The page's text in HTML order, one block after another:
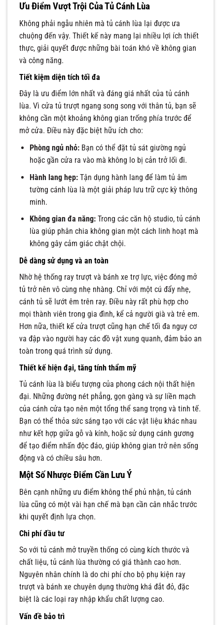
Ưu Điểm Vượt Trội Của Tủ Cánh Lùa
Không phải ngẫu nhiên mà tủ cánh lùa lại được ưa
chuộng đến vậy. Thiết kế này mang lại nhiều lợi ích thiết
thực, giải quyết được những bài toán khó về không gian
và công năng.
Tiết kiệm diện tích tối đa
Đây là ưu điểm lớn nhất và đáng giá nhất của tủ cánh
lùa. Vì cửa tủ trượt ngang song song với thân tủ, bạn sẽ
không cần một khoảng không gian trống phía trước để
mở cửa. Điều này đặc biệt hữu ích cho:
Phòng ngủ nhỏ:Bạn có thể đặt tủ sát giường ngủ
hoặc gần cửa ra vào mà không lo bị cản trở lối đi.
Hành lang hẹp:Tận dụng hành lang để làm tủ âm
tường cánh lùa là một giải pháp lưu trữ cực kỳ thông
minh.
Không gian đa năng:Trong các căn hộ studio, tủ cánh
lùa giúp phân chia không gian một cách linh hoạt mà
không gây cảm giác chật chội.
Dễ dàng sử dụng và an toàn
Nhờ hệ thống ray trượt và bánh xe trợ lực, việc đóng mở
tủ trở nên vô cùng nhẹ nhàng. Chỉ với một cú đẩy nhẹ,
cánh tủ sẽ lướt êm trên ray. Điều này rất phù hợp cho
mọi thành viên trong gia đình, kể cả người già và trẻ em.
Hơn nữa, thiết kế cửa trượt cũng hạn chế tối đa nguy cơ
va đập vào người hay các đồ vật xung quanh, đảm bảo an
toàn trong quá trình sử dụng.
Thiết kế hiện đại, tăng tính thẩm mỹ
Tủ cánh lùa là biểu tượng của phong cách nội thất hiện
đại. Những đường nét phẳng, gọn gàng và sự liền mạch
của cánh cửa tạo nên một tổng thể sang trọng và tinh tế.
Bạn có thể thỏa sức sáng tạo với các vật liệu khác nhau
như kết hợp giữa gỗ và kính, hoặc sử dụng cánh gương
để tạo điểm nhấn độc đáo, giúp không gian trở nên sống
động và có chiều sâu hơn.
Một Số Nhược Điểm Cần Lưu Ý
Bên cạnh những ưu điểm không thể phủ nhận, tủ cánh
lùa cũng có một vài hạn chế mà bạn cần cân nhắc trước
khi quyết định lựa chọn.
Chi phí đầu tư
So với tủ cánh mở truyền thống có cùng kích thước và
chất liệu, tủ cánh lùa thường có giá thành cao hơn.
Nguyên nhân chính là do chi phí cho bộ phụ kiện ray
trượt và bánh xe chuyên dụng thường khá đắt đỏ, đặc
biệt là các loại ray nhập khẩu chất lượng cao.
Vấn đề bảo trì